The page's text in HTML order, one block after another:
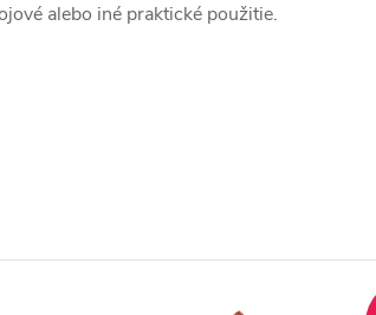
alebo iné praktické použitie.